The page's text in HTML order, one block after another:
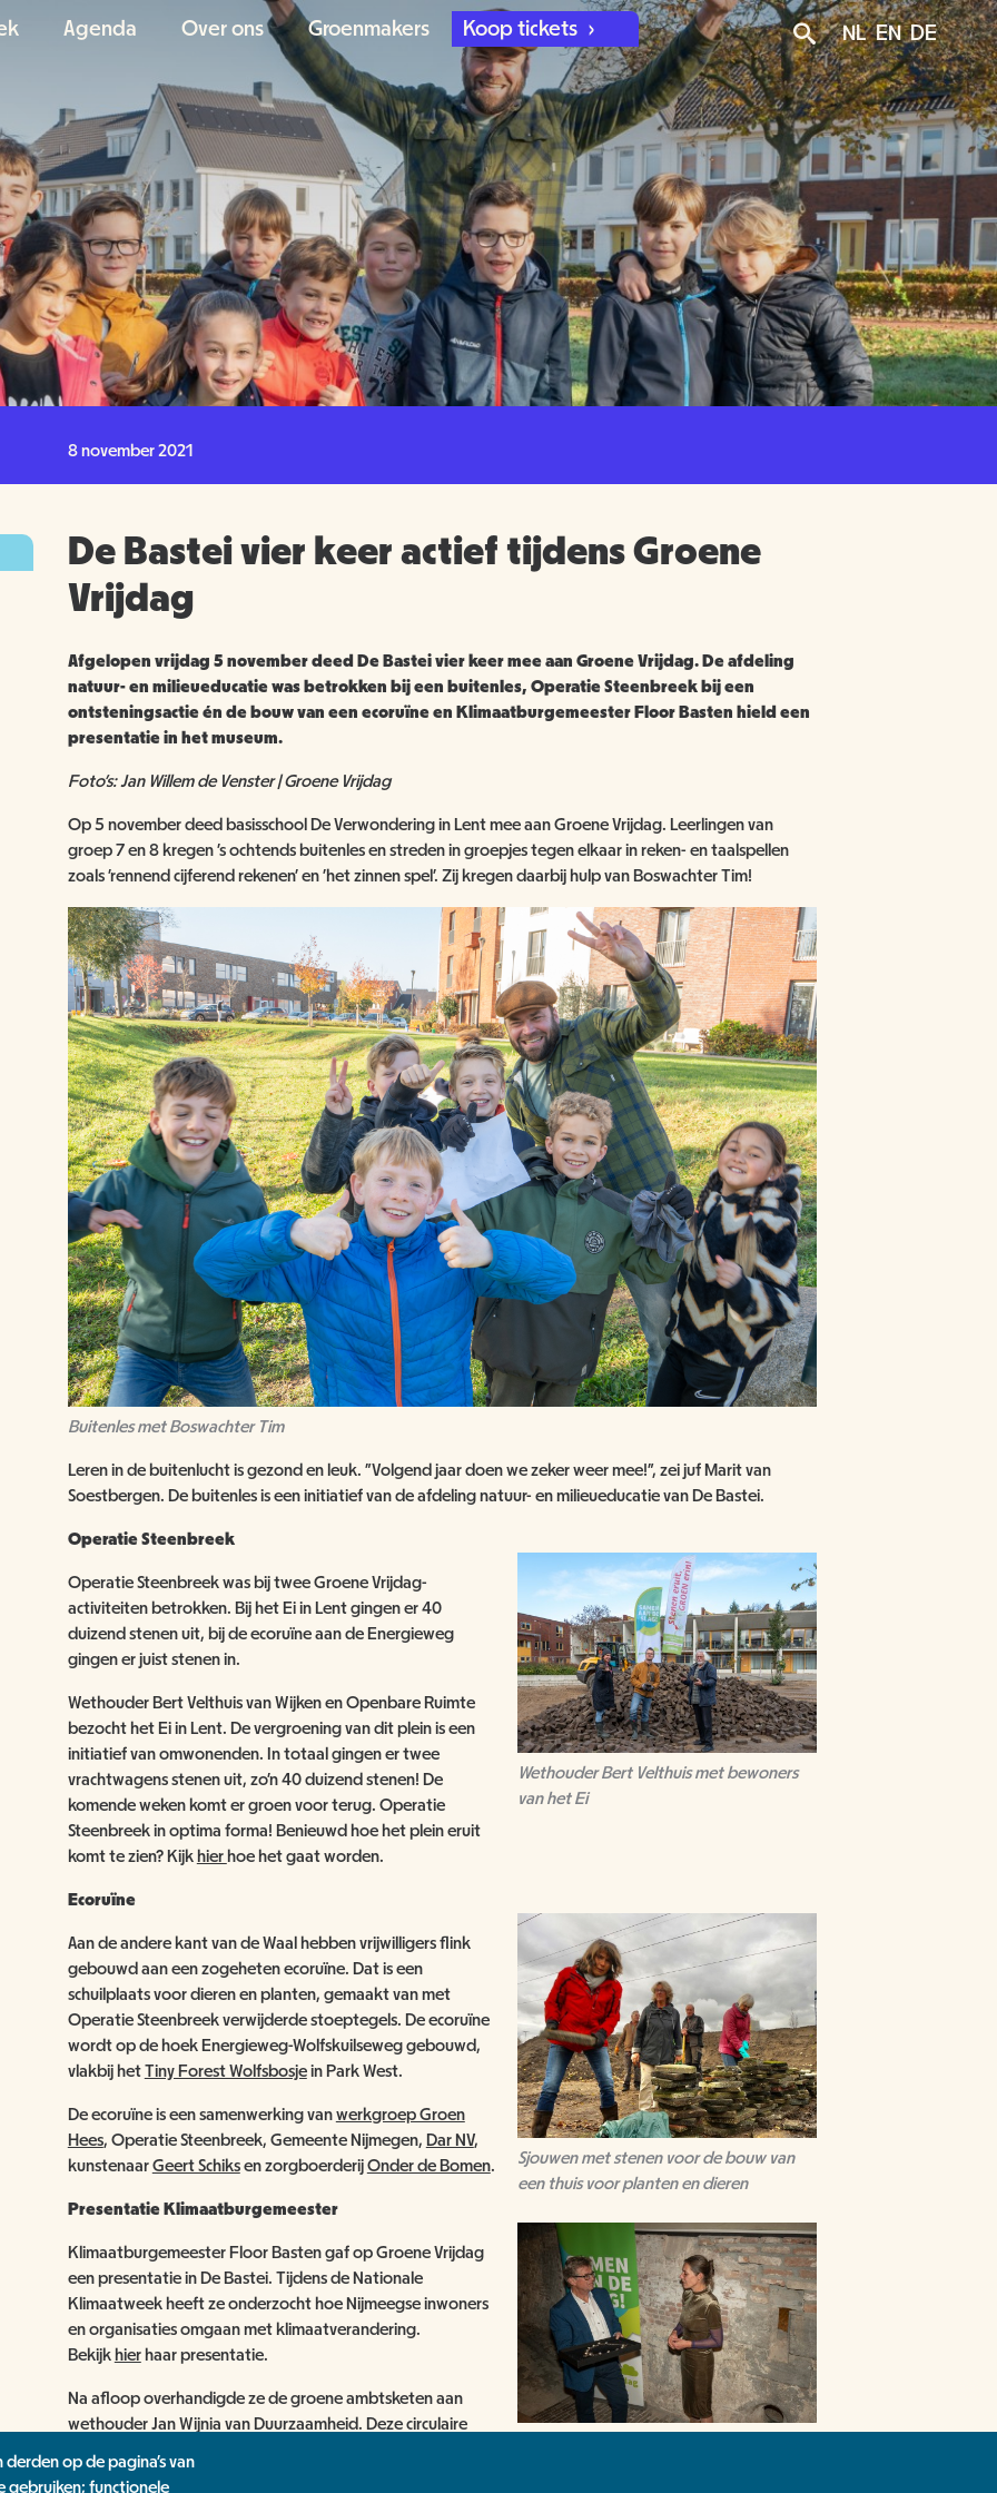
NL EN DE
derden op de pagina's van
gebruiken; functionele
Agenda Over ons Groenmakers Koop tickets
8 november 2021
De Bastei vier keer actief tijdens Groene
Vrijdag
Afgelopen vrijdag 5 november deed De Bastei vier keer mee aan Groene Vrijdag. De afdeling
natuur- en milieueducatie was betrokken bij een buitenles, Operatie Steenbreek bij een
ontsteningsactie én de bouw van een ecoruïne en Klimaatburgemeester Floor Basten hield een
presentatie in het museum.
Foto's: Jan Willem de Venster | Groene Vrijdag
Op 5 november deed basisschool De Verwondering in Lent mee aan Groene Vrijdag. Leerlingen van
groep 7 en 8 kregen 's ochtends buitenles en streden in groepjes tegen elkaar in reken- en taalspellen
zoals 'rennend cijferend rekenen' en 'het zinnen spel'. Zij kregen daarbij hulp van Boswachter Tim!
Buitenles met Boswachter Tim
Leren in de buitenlucht is gezond en leuk. "Volgend jaar doen we zeker weer mee!", zei juf Marit van
Soestbergen. De buitenles is een initiatief van de afdeling natuur- en milieueducatie van De Bastei.
Operatie Steenbreek
Wethouder Bert Velthuis met bewoners
van het Ei
Operatie Steenbreek was bij twee Groene Vrijdag-
activiteiten betrokken. Bij het Ei in Lent gingen er 40
duizend stenen uit, bij de ecoruïne aan de Energieweg
gingen er juist stenen in.
Wethouder Bert Velthuis van Wijken en Openbare Ruimte
bezocht het Ei in Lent. De vergroening van dit plein is een
initiatief van omwonenden. In totaal gingen er twee
vrachtwagens stenen uit, zo'n 40 duizend stenen! De
komende weken komt er groen voor terug. Operatie
Steenbreek in optima forma! Benieuwd hoe het plein eruit
komt te zien? Kijk hier hoe het gaat worden.
Ecoruïne
Sjouwen met stenen voor de bouw van
een thuis voor planten en dieren
Aan de andere kant van de Waal hebben vrijwilligers flink
gebouwd aan een zogeheten ecoruïne. Dat is een
schuilplaats voor dieren en planten, gemaakt van met
Operatie Steenbreek verwijderde stoeptegels. De ecoruïne
wordt op de hoek Energieweg-Wolfskuilseweg gebouwd,
vlakbij hetTiny Forest Wolfsbosjein Park West.
De ecoruïne is een samenwerking vanwerkgroep Groen
Hees, Operatie Steenbreek, Gemeente Nijmegen, Dar NV,
kunstenaarGeert Schiksen zorgboerderijOnder de Bomen.
Presentatie Klimaatburgemeester
Klimaatburgemeester Floor Basten gaf op Groene Vrijdag
een presentatie in De Bastei. Tijdens de Nationale
Klimaatweek heeft ze onderzocht hoe Nijmeegse inwoners
en organisaties omgaan met klimaatverandering.
Bekijk hierhaar presentatie.
Na afloop overhandigde ze de groene ambtsketen aan
wethouder Jan Wijnia van Duurzaamheid. Deze circulaire
Klimaatburgemeester in bruikleen tijdens de Nationale